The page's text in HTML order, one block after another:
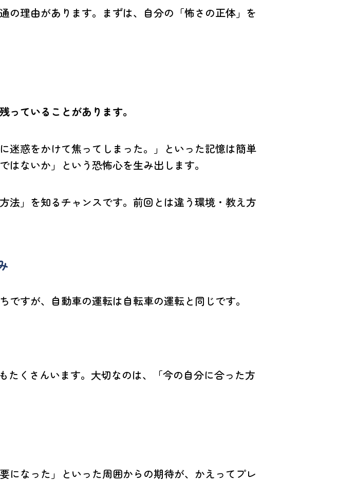
の理由があります。まずは、自分の「怖さの正体」を
ていることがあります。
迷惑をかけて焦ってしまった。」といった記憶は簡単
ないか」という恐怖心を生み出します。
法」を知るチャンスです。前回とは違う環境・教え方
すが、自動車の運転は自転車の運転と同じです。
たくさんいます。大切なのは、「今の自分に合った方
になった」といった周囲からの期待が、かえってプレ